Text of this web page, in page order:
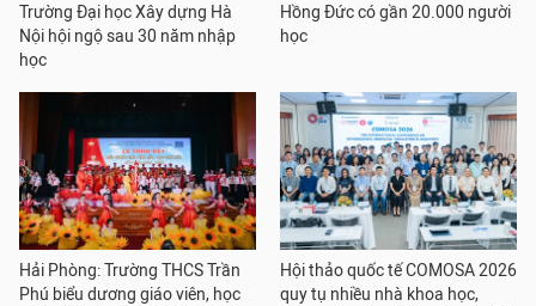
Trường Đại học Xây dựng Hà
Nội hội ngộ sau 30 năm nhập
học
Hồng Đức có gần 20.000 người
học
Hải Phòng: Trường THCS Trần
Phú biểu dương giáo viên, học
Hội thảo quốc tế COMOSA 2026
quy tụ nhiều nhà khoa học,